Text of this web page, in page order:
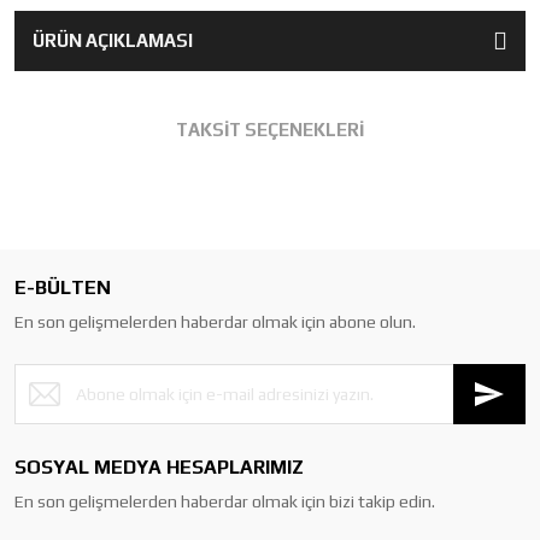
ÜRÜN AÇIKLAMASI
TAKSİT SEÇENEKLERİ
E-BÜLTEN
En son gelişmelerden haberdar olmak için abone olun.
SOSYAL MEDYA HESAPLARIMIZ
En son gelişmelerden haberdar olmak için bizi takip edin.